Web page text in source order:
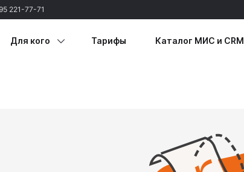
221-77-71
Для кого Тарифы Каталог МИС и CRM